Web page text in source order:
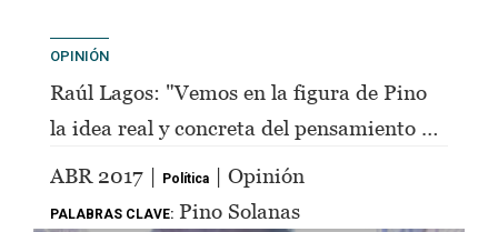
OPINIÓN
Raúl Lagos: "Vemos en la figura de Pino
la idea real y concreta del pensamiento de
Perón"
ABR 2017 | Política | Opinión
PALABRAS CLAVE: Pino Solanas